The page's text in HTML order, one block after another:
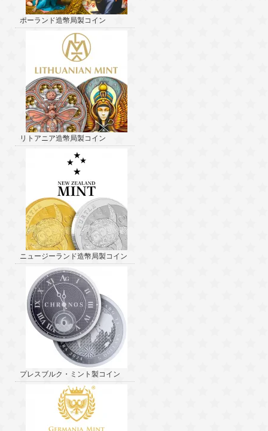
ポーランド造幣局製コイン
リトアニア造幣局製コイン
ニュージーランド造幣局製コイン
プレスブルク・ミント製コイン